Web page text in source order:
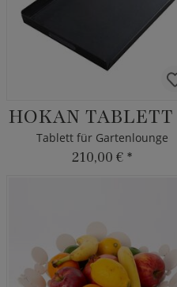
HOKAN
Tablett für Gartenlounge
210,00 € *